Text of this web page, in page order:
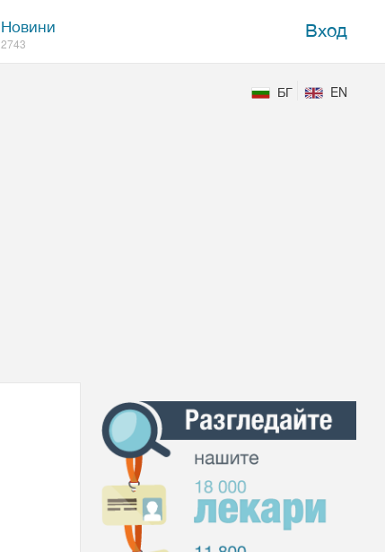
Новини
2743
Вход
БГ EN